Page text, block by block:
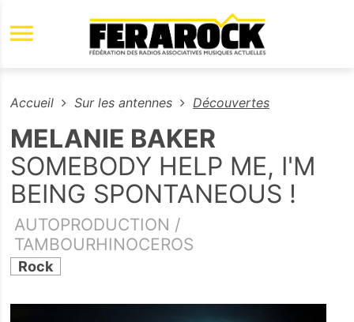
Aller au contenu principal
Accueil Sur les antennes Découvertes
MELANIE BAKER
SOMEBODY HELP ME, I'M
BEING SPONTANEOUS !
AUTOPRODUCTION /
TAMBOURHINOCEROS
Rock